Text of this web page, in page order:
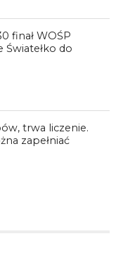
finał WOŚP
Światełko do
trwa liczenie.
zapełniać